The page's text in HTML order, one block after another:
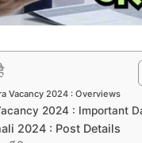
Vacancy 2024 : Overviews
2024 : Important
2024 : Post Details